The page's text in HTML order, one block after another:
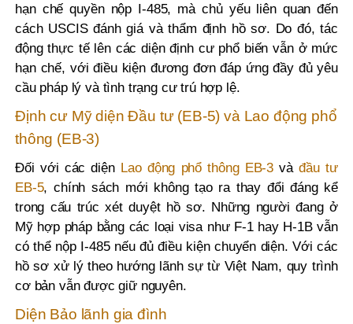
hạn chế quyền nộp I-485, mà chủ yếu liên quan đến
cách USCIS đánh giá và thẩm định hồ sơ. Do đó, tác
động thực tế lên các diện định cư phổ biến vẫn ở mức
hạn chế, với điều kiện đương đơn đáp ứng đầy đủ yêu
cầu pháp lý và tình trạng cư trú hợp lệ.
Định cư Mỹ diện Đầu tư (EB-5) và Lao động phổ
thông (EB-3)
Đối với các diện Lao động phổ thông EB-3 vàđầu tư
EB-5, chính sách mới không tạo ra thay đổi đáng kể
trong cấu trúc xét duyệt hồ sơ. Những người đang ở
Mỹ hợp pháp bằng các loại visa như F-1 hay H-1B vẫn
có thể nộp I-485 nếu đủ điều kiện chuyển diện. Với các
hồ sơ xử lý theo hướng lãnh sự từ Việt Nam, quy trình
cơ bản vẫn được giữ nguyên.
Diện Bảo lãnh gia đình